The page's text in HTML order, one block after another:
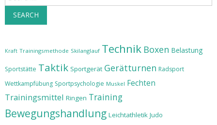
SEARCH
Kraft Trainingsmethode Skilanglauf Technik Boxen Belastung
Sportstätte Taktik Sportgerät Gerätturnen Radsport
Wettkampfübung Sportpsychologie Muskel Fechten
Trainingsmittel Ringen Training
Bewegungshandlung Leichtathletik Judo